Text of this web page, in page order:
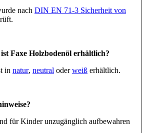
nach DIN EN 71-3 Sicherheit von
Faxe Holzbodenöl erhältlich?
in natur, neutral oderweiß erhältlich.
für Kinder unzugänglich aufbewahren